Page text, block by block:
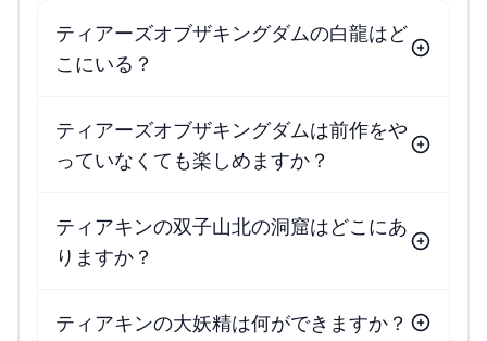
ティアーズオブザキングダムの白龍はど
こにいる？
ティアーズオブザキングダムは前作をや
っていなくても楽しめますか？
ティアキンの双子山北の洞窟はどこにあ
りますか？
ティアキンの大妖精は何ができますか？